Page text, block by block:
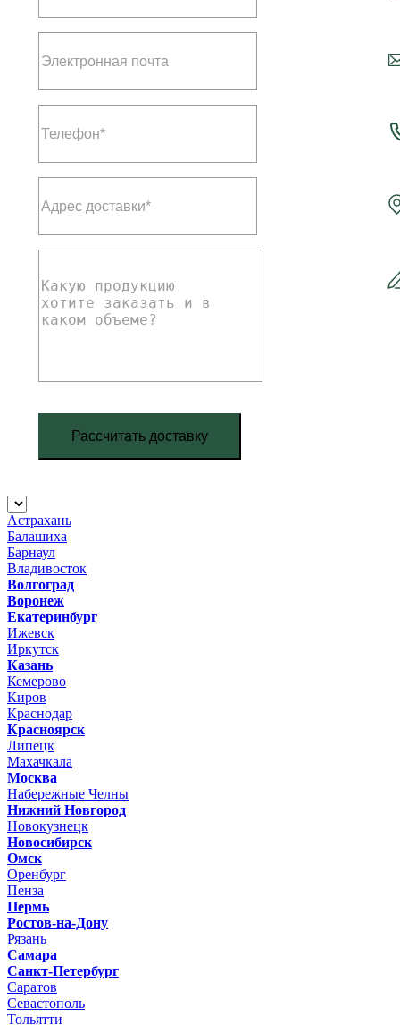
Рассчитать доставку
Астрахань
Балашиха
Барнаул
Владивосток
Волгоград
Воронеж
Екатеринбург
Ижевск
Иркутск
Казань
Кемерово
Киров
Краснодар
Красноярск
Липецк
Махачкала
Москва
Набережные Челны
Нижний Новгород
Новокузнецк
Новосибирск
Омск
Оренбург
Пенза
Пермь
Ростов-на-Дону
Рязань
Самара
Санкт-Петербург
Саратов
Севастополь
Тольятти